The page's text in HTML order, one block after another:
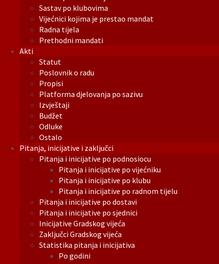
Sastav po klubovima
Vijećnici kojima je prestao mandat
Radna tijela
Prethodni mandati
Akti
Statut
Poslovnik o radu
Propisi
Platforma djelovanja po sazivu
Izvještaji
Budžet
Odluke
Ostalo
Pitanja, inicijative i zaključci
Pitanja i inicijative po podnosiocu
Pitanja i inicijative po vijećniku
Pitanja i inicijative po klubu
Pitanja i inicijative po radnom tijelu
Pitanja i inicijative po dostavi
Pitanja i inicijative po sjednici
Inicijative Gradskog vijeća
Zaključci Gradskog vijeća
Statistika pitanja i inicijativa
Po godini